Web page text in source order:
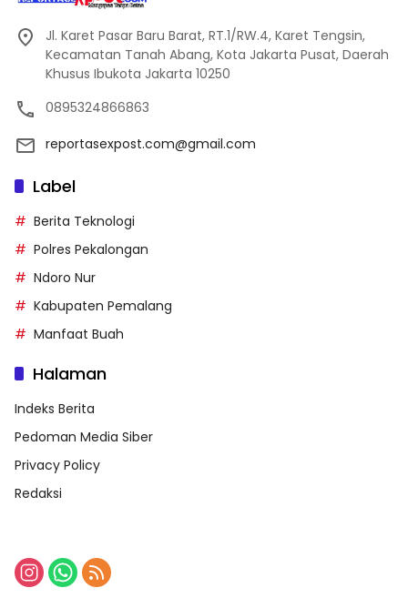
Jl. Karet Pasar Baru Barat, RT.1/RW.4, Karet Tengsin,
Kecamatan Tanah Abang, Kota Jakarta Pusat, Daerah
Khusus Ibukota Jakarta 10250
0895324866863
reportasexpost.com@gmail.com
Label
Berita Teknologi
Polres Pekalongan
Ndoro Nur
Kabupaten Pemalang
Manfaat Buah
Halaman
Indeks Berita
Pedoman Media Siber
Privacy Policy
Redaksi